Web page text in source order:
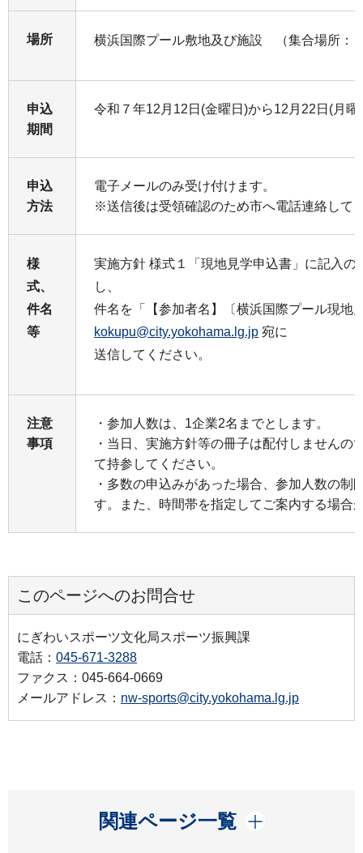
場所 横浜国際プール敷地及び施設 （集合場所：
申込
期間
令和７年12月12日(金曜日)から12月22日(月
申込
方法
電子メールのみ受け付けます。
※送信後は受領確認のため市へ電話連絡して
様
式、
件名
等
実施方針 様式１「現地見学申込書」に記入の
し、
件名を「【参加者名】〔横浜国際プール現地
kokupu@city.yokohama.lg.jp 宛に
送信してください。
注意
事項
・参加人数は、1企業2名までとします。
・当日、実施方針等の冊子は配付しませんの
て持参してください。
・多数の申込みがあった場合、参加人数の制
す。また、時間帯を指定してご案内する場合
このページへのお問合せ
にぎわいスポーツ文化局スポーツ振興課
電話： 045-671-3288
ファクス：045-664-0669
メールアドレス： nw-sports@city.yokohama.lg.jp
関連ページ一覧
開く